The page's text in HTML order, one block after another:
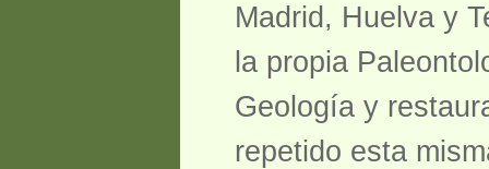
Madrid, Huelva y
la propia
Geología y
repetido esta